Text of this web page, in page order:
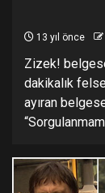
13 yıl önce
Zizek!
dakikalık
ayıran